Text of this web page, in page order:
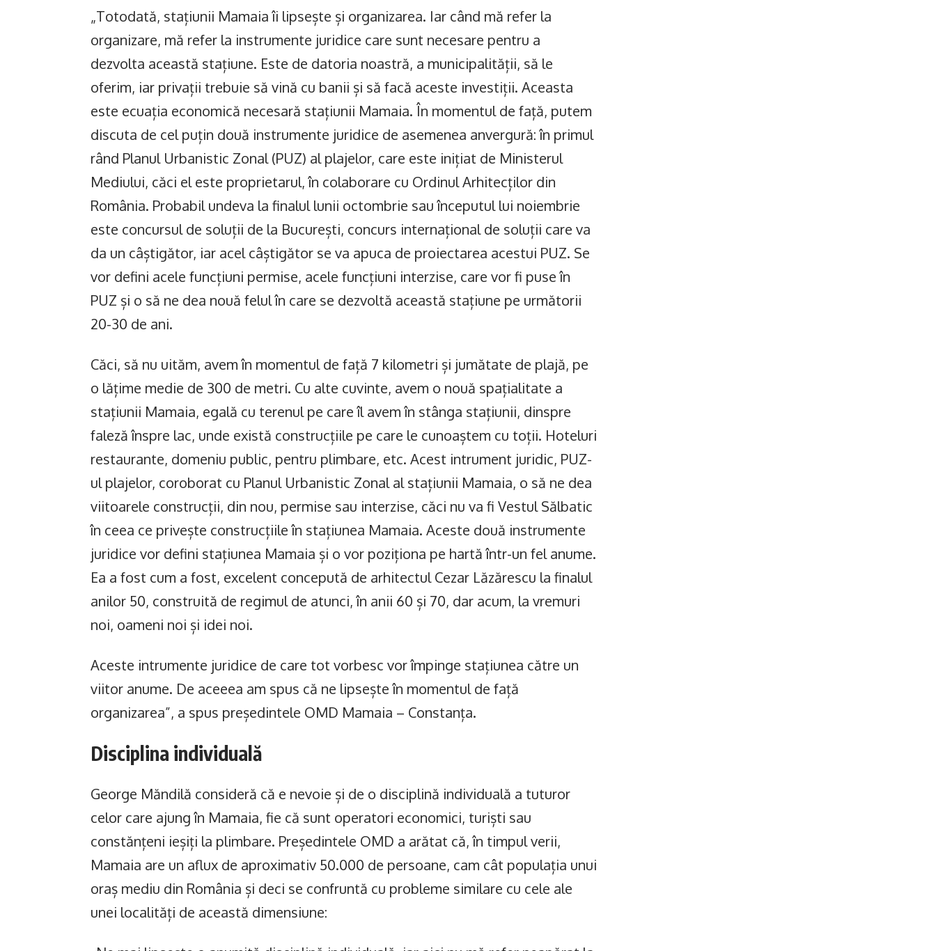
„Totodată, stațiunii Mamaia îi lipsește și organizarea. Iar când mă refer la
organizare, mă refer la instrumente juridice care sunt necesare pentru a
dezvolta această stațiune. Este de datoria noastră, a municipalității, să le
oferim, iar privații trebuie să vină cu banii și să facă aceste investiții. Aceasta
este ecuația economică necesară stațiunii Mamaia. În momentul de față, putem
discuta de cel puțin două instrumente juridice de asemenea anvergură: în primul
rând Planul Urbanistic Zonal (PUZ) al plajelor, care este inițiat de Ministerul
Mediului, căci el este proprietarul, în colaborare cu Ordinul Arhitecților din
România. Probabil undeva la finalul lunii octombrie sau începutul lui noiembrie
este concursul de soluții de la București, concurs internațional de soluții care va
da un câștigător, iar acel câștigător se va apuca de proiectarea acestui PUZ. Se
vor defini acele funcțiuni permise, acele funcțiuni interzise, care vor fi puse în
PUZ și o să ne dea nouă felul în care se dezvoltă această stațiune pe următorii
20-30 de ani.
Căci, să nu uităm, avem în momentul de față 7 kilometri și jumătate de plajă, pe
o lățime medie de 300 de metri. Cu alte cuvinte, avem o nouă spațialitate a
stațiunii Mamaia, egală cu terenul pe care îl avem în stânga stațiunii, dinspre
faleză înspre lac, unde există construcțiile pe care le cunoaștem cu toții. Hoteluri
restaurante, domeniu public, pentru plimbare, etc. Acest intrument juridic, PUZ-
ul plajelor, coroborat cu Planul Urbanistic Zonal al stațiunii Mamaia, o să ne dea
viitoarele construcții, din nou, permise sau interzise, căci nu va fi Vestul Sălbatic
în ceea ce privește construcțiile în stațiunea Mamaia. Aceste două instrumente
juridice vor defini stațiunea Mamaia și o vor poziționa pe hartă într-un fel anume.
Ea a fost cum a fost, excelent concepută de arhitectul Cezar Lăzărescu la finalul
anilor 50, construită de regimul de atunci, în anii 60 și 70, dar acum, la vremuri
noi, oameni noi și idei noi.
Aceste intrumente juridice de care tot vorbesc vor împinge stațiunea către un
viitor anume. De aceeea am spus că ne lipsește în momentul de față
organizarea”, a spus președintele OMD Mamaia – Constanța.
Disciplina individuală
George Măndilă consideră că e nevoie și de o disciplină individuală a tuturor
celor care ajung în Mamaia, fie că sunt operatori economici, turiști sau
constănțeni ieșiți la plimbare. Președintele OMD a arătat că, în timpul verii,
Mamaia are un aflux de aproximativ 50.000 de persoane, cam cât populația unui
oraș mediu din România și deci se confruntă cu probleme similare cu cele ale
unei localități de această dimensiune: